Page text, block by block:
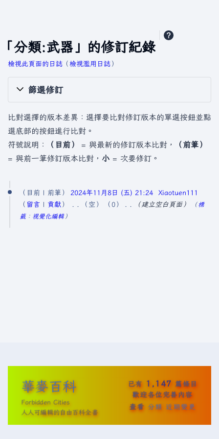
「分類:武器」的修訂紀錄
檢視此頁面的日誌 ​（檢視濫用日誌）
篩選修訂
比對選擇的版本差異：選擇要比對修訂版本的單選按鈕並點
選底部的按鈕進行比對。
符號說明：
（目前） = 與最新的修訂版本比對，
（前筆）
= 與前一筆修訂版本比對， 小 = 次要修訂。
2
4
五
目前 前筆 2024年11月8日 (五) 21:24
Xiaotuen111
留言
貢獻 空 0 建立空白頁面
標
籤： 視覺化編輯
華麥百科
Forbidden Cities
人人可編輯的自由百科全書
已有 1,147 篇條目
歡迎各位完善內容
查看 分類 近期變更